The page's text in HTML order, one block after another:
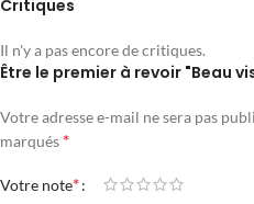
Critiques
Il n'y a pas encore de critiques.
Être le premier à revoir "Beau
Votre adresse e-mail ne sera pas
marqués *
Votre note*